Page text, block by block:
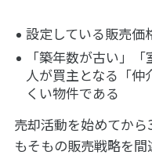
設定している販売価
「築年数が古い」
人が買主となる「仲
くい物件である
売却活動を始めてか
もそもの販売戦略を間